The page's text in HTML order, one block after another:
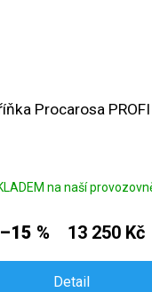
Procarosa
na naší
–15 % 13 250 Kč
Detail